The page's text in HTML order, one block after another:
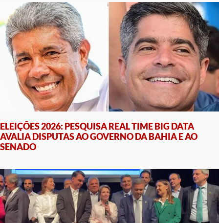
ELEIÇÕES 2026: PESQUISA REAL TIME BIG DATA
AVALIA DISPUTAS AO GOVERNO DA BAHIA E AO
SENADO